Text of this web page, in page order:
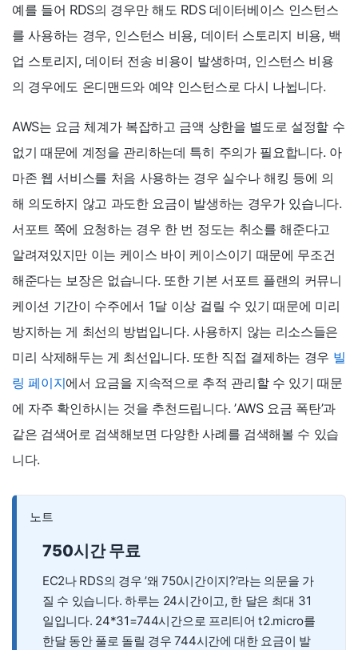
예를 들어 RDS의 경우만 해도 RDS 데이터베이스 인스턴스
를 사용하는 경우, 인스턴스 비용, 데이터 스토리지 비용, 백
업 스토리지, 데이터 전송 비용이 발생하며, 인스턴스 비용
의 경우에도 온디맨드와 예약 인스턴스로 다시 나뉩니다.
AWS는 요금 체계가 복잡하고 금액 상한을 별도로 설정할 수
없기 때문에 계정을 관리하는데 특히 주의가 필요합니다. 아
마존 웹 서비스를 처음 사용하는 경우 실수나 해킹 등에 의
해 의도하지 않고 과도한 요금이 발생하는 경우가 있습니다.
서포트 쪽에 요청하는 경우 한 번 정도는 취소를 해준다고
알려져있지만 이는 케이스 바이 케이스이기 때문에 무조건
해준다는 보장은 없습니다. 또한 기본 서포트 플랜의 커뮤니
케이션 기간이 수주에서 1달 이상 걸릴 수 있기 때문에 미리
방지하는 게 최선의 방법입니다. 사용하지 않는 리소스들은
미리 삭제해두는 게 최선입니다. 또한 직접 결제하는 경우 빌
링 페이지에서 요금을 지속적으로 추적 관리할 수 있기 때문
에 자주 확인하시는 것을 추천드립니다. ’AWS 요금 폭탄’과
같은 검색어로 검색해보면 다양한 사례를 검색해볼 수 있습
니다.
노트
750시간 무료
EC2나 RDS의 경우 ’왜 750시간이지?’라는 의문을 가
질 수 있습니다. 하루는 24시간이고, 한 달은 최대 31
일입니다. 24*31=744시간으로 프리티어 t2.micro를
한달 동안 풀로 돌릴 경우 744시간에 대한 요금이 발